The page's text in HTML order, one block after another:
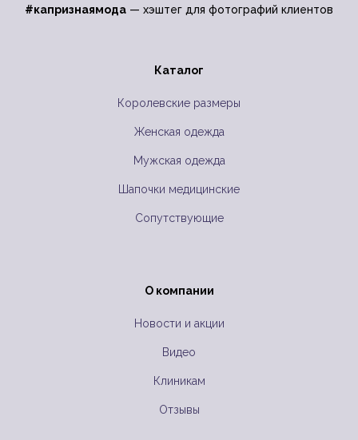
#капризнаямода — хэштег для фотографий клиентов
Каталог
Королевские размеры
Женская одежда
Мужская одежда
Шапочки медицинские
Сопутствующие
О компании
Новости и акции
Видео
Клиникам
Отзывы